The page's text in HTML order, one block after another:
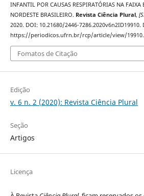
INFANTIL POR CAUSAS RESPIRATÓRIAS NA FAIXA
NORDESTE BRASILEIRO. Revista Ciência Plural,
2020. DOI: 10.21680/2446-
https://periodicos.ufrn.br/rcp/article/view/19910.
Fomatos de Citação
Edição
v. 6 n. 2 (2020): Revista Ciência Plural
Seção
Artigos
Licença